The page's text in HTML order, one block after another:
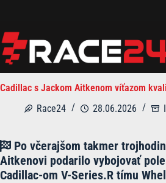
Cadillac s Jackom Aitkenom víťazom
Race24
28.06.2026
Po včerajšom takmer
Aitkenovi podarilo vybojovať
Cadillac-om V-Series.R tímu